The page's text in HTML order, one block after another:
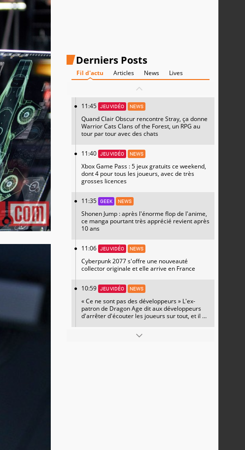
Derniers Posts
Fil d'actu Articles News Lives
11:45 JEU VIDÉO NEWS
Quand Clair Obscur rencontre Stray, ça donne
Warrior Cats Clans of the Forest, un RPG au
tour par tour avec des chats
11:40 JEU VIDÉO NEWS
Xbox Game Pass : 5 jeux gratuits ce weekend,
dont 4 pour tous les joueurs, avec de très
grosses licences
11:35 GEEK NEWS
Shonen Jump : après l'énorme flop de l'anime,
ce manga pourtant très apprécié revient après
10 ans
11:06 JEU VIDÉO NEWS
Cyberpunk 2077 s'offre une nouveauté
collector originale et elle arrive en France
10:59 JEU VIDÉO NEWS
« Ce ne sont pas des développeurs » L'ex-
patron de Dragon Age dit aux développeurs
d'arrêter d'écouter les joueurs sur tout, et il a